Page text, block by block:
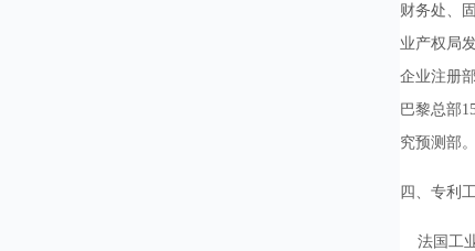
财务处、
业产权局
企业注册
巴黎总部
究预测部
四、专利
法国工业